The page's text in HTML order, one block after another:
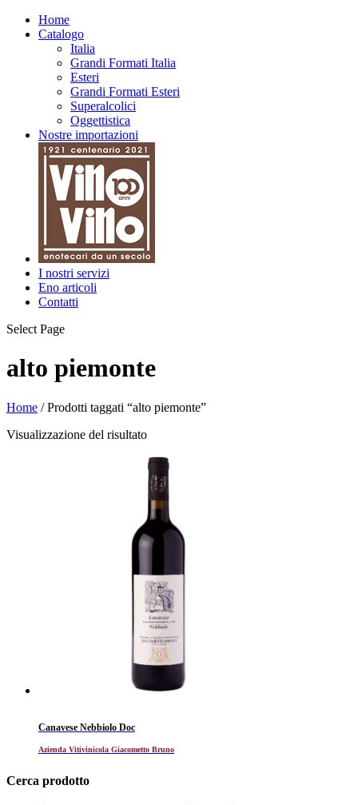
Home
Catalogo
Italia
Grandi Formati Italia
Esteri
Grandi Formati Esteri
Superalcolici
Oggettistica
Nostre importazioni
I nostri servizi
Eno articoli
Contatti
Select Page
alto piemonte
Home / Prodotti taggati “alto piemonte”
Visualizzazione del risultato
Canavese Nebbiolo Doc
Azienda Vitivinicola Giacometto Bruno
Cerca prodotto